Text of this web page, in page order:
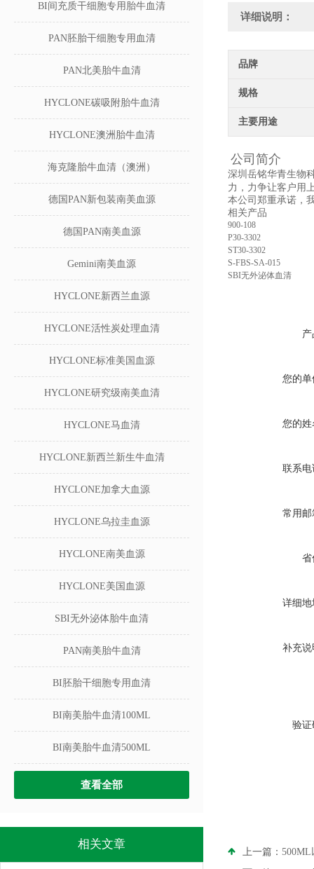
BI间充质干细胞专用胎牛血清
PAN胚胎干细胞专用血清
PAN北美胎牛血清
HYCLONE碳吸附胎牛血清
HYCLONE澳洲胎牛血清
海克隆胎牛血清（澳洲）
德国PAN新包装南美血源
德国PAN南美血源
Gemini南美血源
HYCLONE新西兰血源
HYCLONE活性炭处理血清
HYCLONE标准美国血源
HYCLONE研究级南美血清
HYCLONE马血清
HYCLONE新西兰新生牛血清
HYCLONE加拿大血源
HYCLONE乌拉圭血源
HYCLONE南美血源
HYCLONE美国血源
SBI无外泌体胎牛血清
PAN南美胎牛血清
BI胚胎干细胞专用血清
BI南美胎牛血清100ML
BI南美胎牛血清500ML
查看全部
相关文章
详细说明：
品牌
规格
主要用途
公司简介
深圳岳铭华青生物
力，力争让客户用
本公司郑重承诺，
相关产品
900-108
P30-3302
ST30-3302
S-FBS-SA-015
SBI无外泌体血清
您的单
您的姓
联系电
常用邮
省
详细地
补充说
验证
上一篇： 500ML